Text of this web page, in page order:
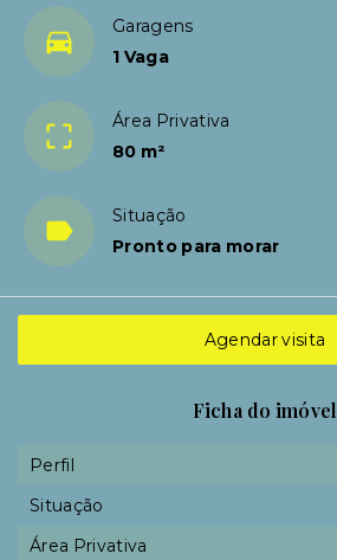
Garagens
1 Vaga
Área Privativa
80 m²
Situação
Pronto para morar
Agendar visita
Ficha do imóvel
Perfil
Situação
Área Privativa